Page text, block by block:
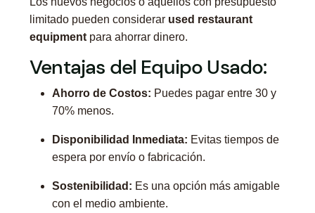
limitado pueden considerar used restaurant
equipment para ahorrar dinero.
Ventajas del Equipo Usado:
Ahorro de Costos: Puedes pagar entre 30 y
70% menos.
Disponibilidad Inmediata: Evitas tiempos de
espera por envío o fabricación.
Sostenibilidad: Es una opción más amigable
con el medio ambiente.